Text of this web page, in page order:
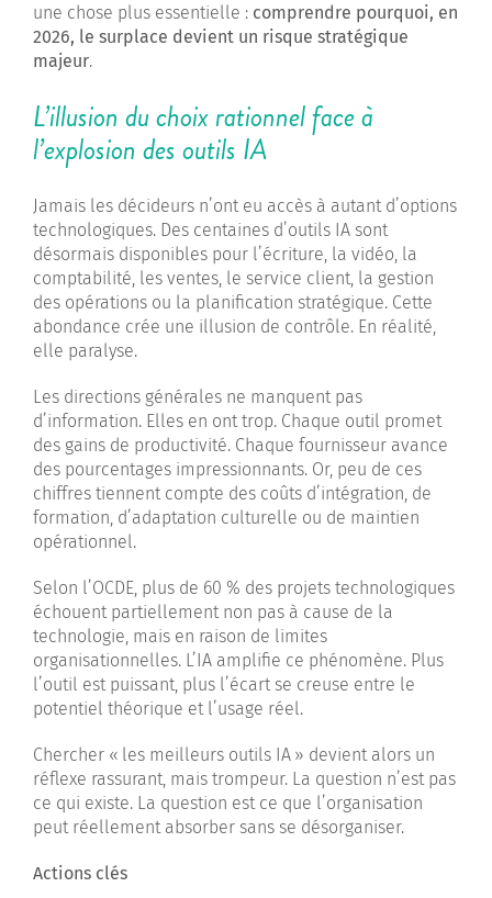
une chose plus essentielle : comprendre pourquoi, en
2026, le surplace devient un risque stratégique
majeur.
L’illusion du choix rationnel face à
l’explosion des outils IA
Jamais les décideurs n’ont eu accès à autant d’options
technologiques. Des centaines d’outils IA sont
désormais disponibles pour l’écriture, la vidéo, la
comptabilité, les ventes, le service client, la gestion
des opérations ou la planification stratégique. Cette
abondance crée une illusion de contrôle. En réalité,
elle paralyse.
Les directions générales ne manquent pas
d’information. Elles en ont trop. Chaque outil promet
des gains de productivité. Chaque fournisseur avance
des pourcentages impressionnants. Or, peu de ces
chiffres tiennent compte des coûts d’intégration, de
formation, d’adaptation culturelle ou de maintien
opérationnel.
Selon l’OCDE, plus de 60 % des projets technologiques
échouent partiellement non pas à cause de la
technologie, mais en raison de limites
organisationnelles. L’IA amplifie ce phénomène. Plus
l’outil est puissant, plus l’écart se creuse entre le
potentiel théorique et l’usage réel.
Chercher « les meilleurs outils IA » devient alors un
réflexe rassurant, mais trompeur. La question n’est pas
ce qui existe. La question est ce que l’organisation
peut réellement absorber sans se désorganiser.
Actions clés